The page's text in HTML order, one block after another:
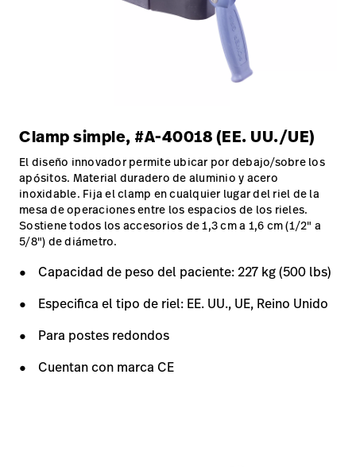
Clamp simple, #A-40018 (EE. UU./UE)
El diseño innovador permite ubicar por debajo/sobre los
apósitos. Material duradero de aluminio y acero
inoxidable. Fija el clamp en cualquier lugar del riel de la
mesa de operaciones entre los espacios de los rieles.
Sostiene todos los accesorios de 1,3 cm a 1,6 cm (1/2" a
5/8") de diámetro.
Capacidad de peso del paciente: 227 kg (500 lbs)
Especifica el tipo de riel: EE. UU., UE, Reino Unido
Para postes redondos
Cuentan con marca CE